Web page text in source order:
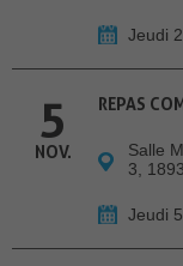
Jeudi
5
NOV.
REPAS
Salle
3,
Jeudi